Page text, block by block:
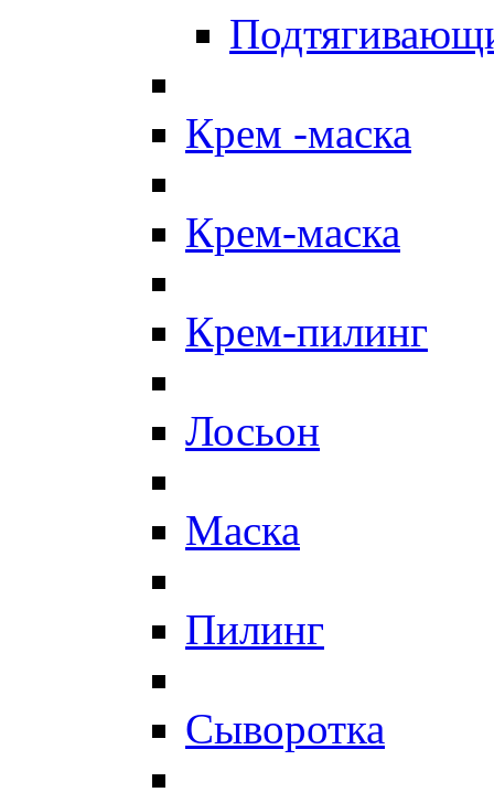
Крем -маска
Крем-маска
Крем-пилинг
Лосьон
Маска
Пилинг
Сыворотка